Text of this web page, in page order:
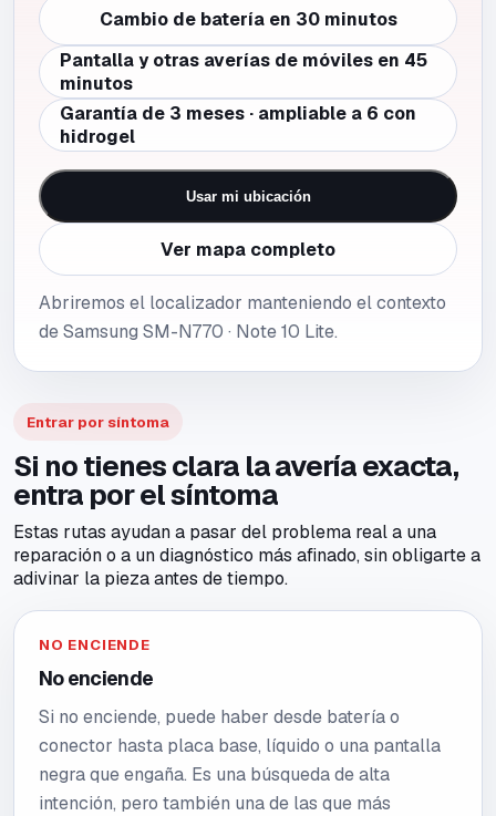
Cambio de batería en 30 minutos
Pantalla y otras averías de móviles en 45
minutos
Garantía de 3 meses · ampliable a 6 con
hidrogel
Usar mi ubicación
Ver mapa completo
Abriremos el localizador manteniendo el contexto
de Samsung SM-N770 · Note 10 Lite.
Entrar por síntoma
Si no tienes clara la avería exacta,
entra por el síntoma
Estas rutas ayudan a pasar del problema real a una
reparación o a un diagnóstico más afinado, sin obligarte a
adivinar la pieza antes de tiempo.
NO ENCIENDE
No enciende
Si no enciende, puede haber desde batería o
conector hasta placa base, líquido o una pantalla
negra que engaña. Es una búsqueda de alta
intención, pero también una de las que más